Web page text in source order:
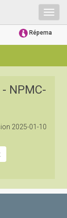
Répema
NPMC-
2025-01-10